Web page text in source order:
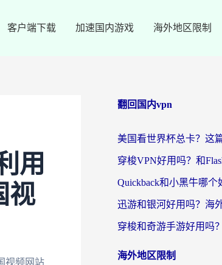
客户端下载 加速国内游戏 海外地区限制
用
视
视频网站
翻回国内vpn
海外地区限制